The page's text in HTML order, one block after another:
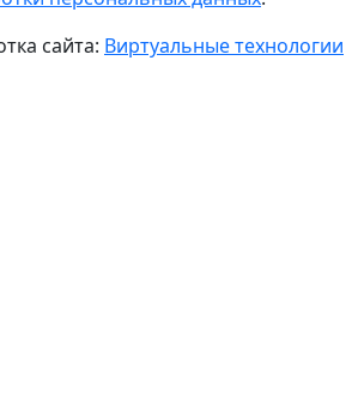
сайта: Виртуальные технологии